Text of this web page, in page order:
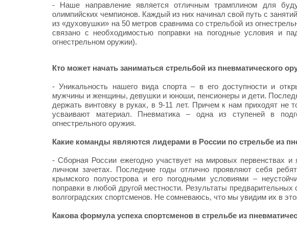
- Наше направление является отличным трамплином для
олимпийских чемпионов. Каждый из них начинал свой путь с
из «духовушки» на 50 метров сравнима со стрельбой из
связано с необходимостью поправки на погодные условия и
огнестрельном оружии).
Кто может начать заниматься стрельбой из пневматического
- Уникальность нашего вида спорта – в его доступности и
мужчины и женщины, девушки и юноши, пенсионеры и дети.
держать винтовку в руках, в 9-11 лет. Причем к нам приходят не
усваивают материал. Пневматика – одна из ступеней в
огнестрельного оружия.
Какие команды являются лидерами в России по стрельбе из
- Сборная России ежегодно участвует на мировых первенствах
личном зачетах. Последние годы отлично проявляют себя
крымского полуострова и его погодными условиями –
поправки в любой другой местности. Результаты предварительных
волгоградских спортсменов. Не сомневаюсь, что мы увидим их в
Какова формула успеха спортсменов в стрельбе из